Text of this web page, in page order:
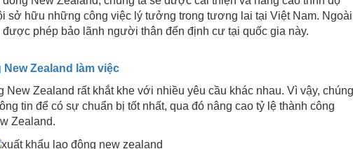
sở hữu những công việc lý tưởng trong tương lai tại Việt Nam. Ngoài
phép bảo lãnh người thân đến định cư tại quốc gia này.
New Zealand làm việc
New Zealand rất khắt khe với nhiều yêu cầu khác nhau. Vì vậy, chúng
tin để có sự chuẩn bị tốt nhất, qua đó nâng cao tỷ lệ thành công
Zealand.